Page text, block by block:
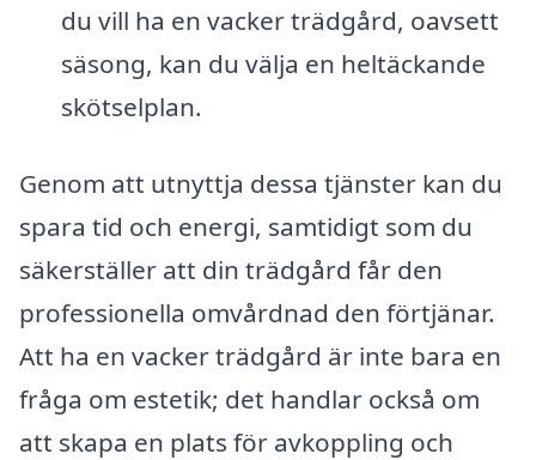
du vill ha en vacker trädgård, oavsett
säsong, kan du välja en heltäckande
skötselplan.
Genom att utnyttja dessa tjänster kan du
spara tid och energi, samtidigt som du
säkerställer att din trädgård får den
professionella omvårdnad den förtjänar.
Att ha en vacker trädgård är inte bara en
fråga om estetik; det handlar också om
att skapa en plats för avkoppling och